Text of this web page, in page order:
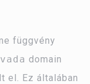
függvény
domain
el. Ez általában